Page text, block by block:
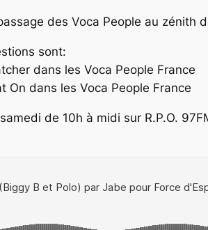
des Voca People au zénith
sont:
dans les Voca People France
On dans les Voca People France
de 10h à midi sur R.P.O.